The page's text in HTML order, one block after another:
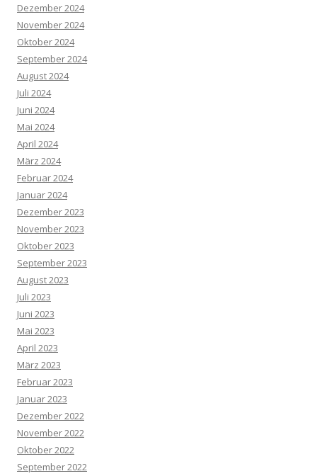
Dezember 2024
November 2024
Oktober 2024
September 2024
August 2024
Juli 2024
Juni 2024
Mai 2024
April 2024
März 2024
Februar 2024
Januar 2024
Dezember 2023
November 2023
Oktober 2023
September 2023
August 2023
Juli 2023
Juni 2023
Mai 2023
April 2023
März 2023
Februar 2023
Januar 2023
Dezember 2022
November 2022
Oktober 2022
September 2022